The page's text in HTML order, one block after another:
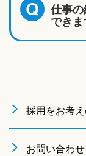
Q 仕事
できま
採用をお考
お問い合わせ